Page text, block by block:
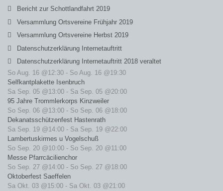
Bericht zur Schottlandfahrt 2019
Versammlung Ortsvereine Frühjahr 2019
Versammlung Ortsvereine Herbst 2019
Datenschutzerklärung Internetauftritt
Datenschutzerklärung Internetauftritt 2018 veraltet
So Aug. 16 @12:30 - So Aug. 16 @19:30
Selfkantplakette Isenbruch
Sa Sep. 05 @13:00 - Sa Sep. 05 @20:00
95 Jahre Trommlerkorps Kinzweiler
So Sep. 06 @13:00 - So Sep. 06 @18:00
Dekanatsschützenfest Hastenrath
Sa Sep. 19 @14:00 - Sa Sep. 19 @22:00
Lambertuskirmes u Vogelschuß
So Sep. 20 @10:00 - So Sep. 20 @11:00
Messe Pfarrcäcilienchor
So Sep. 27 @14:00 - So Sep. 27 @18:00
Oktoberfest Saeffelen
Sa Okt. 03 @15:00 - Sa Okt. 03 @21:00